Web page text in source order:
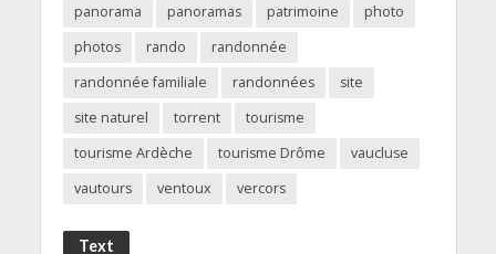
panorama
panoramas patrimoine
photo
photos
rando
randonnée
randonnée familiale
randonnées
site
site naturel
torrent
tourisme
tourisme Ardèche
tourisme Drôme
vaucluse
vautours
ventoux vercors
Text